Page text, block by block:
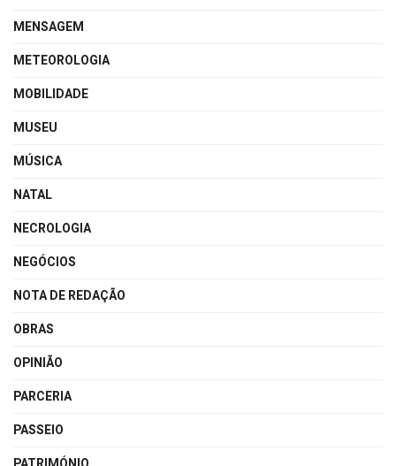
MENSAGEM
METEOROLOGIA
MOBILIDADE
MUSEU
MÚSICA
NATAL
NECROLOGIA
NEGÓCIOS
NOTA DE REDAÇÃO
OBRAS
OPINIÃO
PARCERIA
PASSEIO